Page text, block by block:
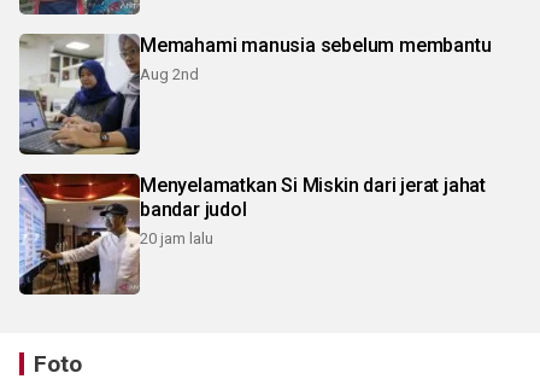
Memahami manusia sebelum membantu
Aug 2nd
Menyelamatkan Si Miskin dari jerat jahat
bandar judol
20 jam lalu
Foto